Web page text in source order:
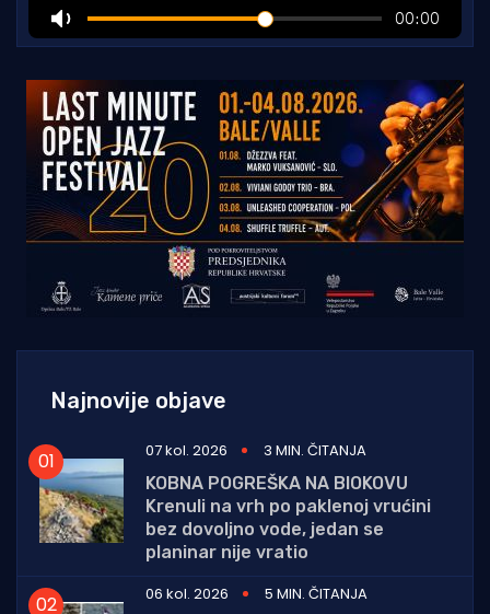
Najnovije objave
07 kol. 2026
3 MIN. ČITANJA
KOBNA POGREŠKA NA BIOKOVU
Krenuli na vrh po paklenoj vrućini
bez dovoljno vode, jedan se
planinar nije vratio
06 kol. 2026
5 MIN. ČITANJA